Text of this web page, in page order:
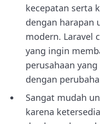
kecepatan serta
dengan harapan
modern. Laravel
yang ingin
perusahaan
dengan
Sangat mudah
karena